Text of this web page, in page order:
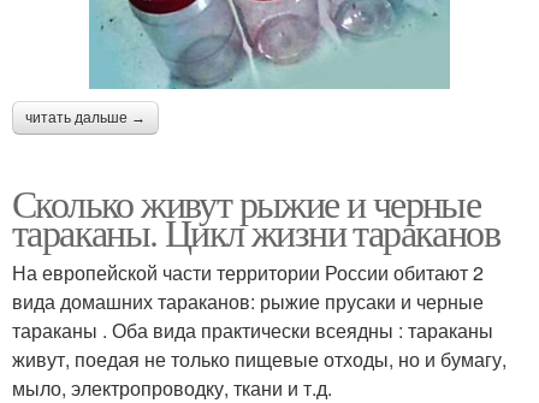
читать дальше →
Сколько живут рыжие и черные
тараканы. Цикл жизни тараканов
На европейской части территории России обитают 2
вида домашних тараканов: рыжие прусаки и черные
тараканы . Оба вида практически всеядны : тараканы
живут, поедая не только пищевые отходы, но и бумагу,
мыло, электропроводку, ткани и т.д.